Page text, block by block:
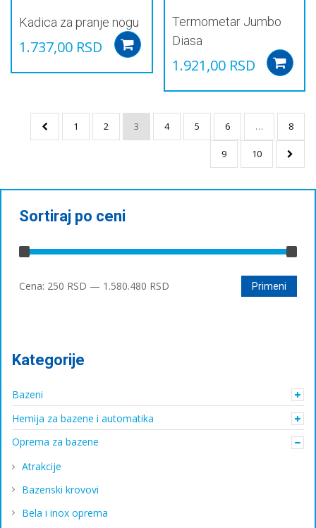
Kadica za pranje nogu
1.737,00 RSD Add to cart
Termometar Jumbo
Diasa
1.921,00 RSD
1 2 3 4 5 6 … 8
9 10
Sortiraj po ceni
Минимална
Максимална
Primeni
Cena: 250 RSD — 1.580.480 RSD
Kategorije
Bazeni
Hemija za bazene i automatika
Oprema za bazene
Atrakcije
Bazenski krovovi
Bela i inox oprema